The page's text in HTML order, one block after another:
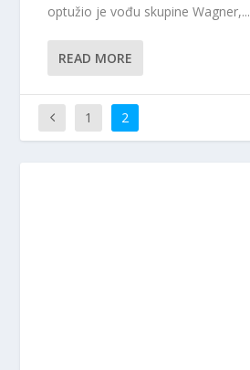
optužio je vođu skupine Wagner,...
READ MORE
1 2